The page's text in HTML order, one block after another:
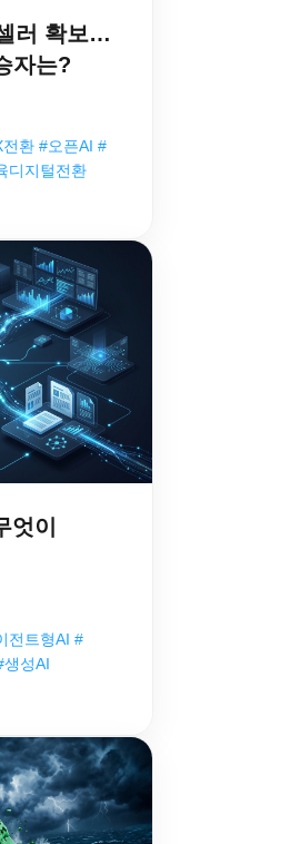
러 확보…
자는?
환 #오픈AI #
디지털전환
이
전트형AI #
성AI